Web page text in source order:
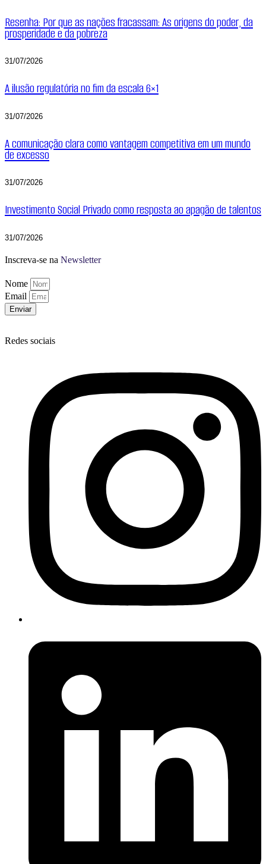
Resenha: Por que as nações fracassam: As origens do poder, da
prosperidade e da pobreza
31/07/2026
A ilusão regulatória no fim da escala 6×1
31/07/2026
A comunicação clara como vantagem competitiva em um mundo
de excesso
31/07/2026
Investimento Social Privado como resposta ao apagão de talentos
31/07/2026
Inscreva-se na Newsletter
Nome
Email
Enviar
Redes sociais